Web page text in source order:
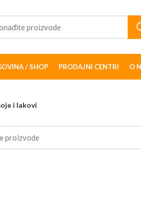
/ SHOP PRODAJNI CENTRI O
i lakovi